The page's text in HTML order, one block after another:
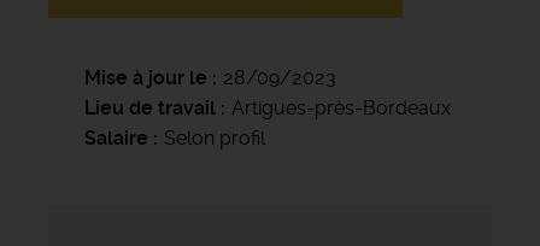
Mise à jour le
28/09/2023
Lieu de travail
Artigues-près-Bordeaux
Salaire
Selon profil